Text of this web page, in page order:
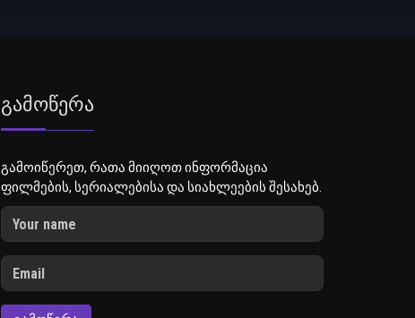
Გამოწერა
გამოიწერეთ, რათა მიიღოთ ინფორმაცია
ფილმების, სერიალებისა და სიახლეების შესახებ.